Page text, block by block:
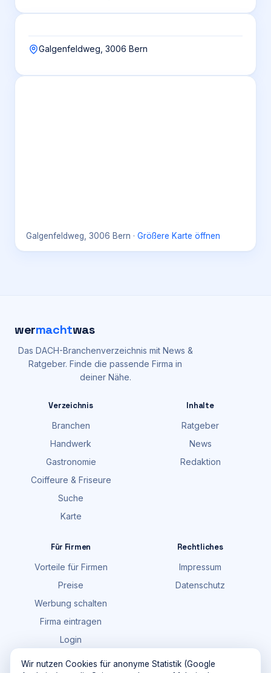
Galgenfeldweg, 3006 Bern
Galgenfeldweg, 3006 Bern · Größere Karte öffnen
wermachtwas
Das DACH-Branchenverzeichnis mit News &
Ratgeber. Finde die passende Firma in
deiner Nähe.
Verzeichnis
Branchen
Handwerk
Gastronomie
Coiffeure & Friseure
Suche
Karte
Inhalte
Ratgeber
News
Redaktion
Für Firmen
Vorteile für Firmen
Preise
Werbung schalten
Firma eintragen
Login
Rechtliches
Impressum
Datenschutz
Wir nutzen Cookies für anonyme Statistik (Google